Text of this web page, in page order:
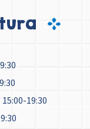
19:30